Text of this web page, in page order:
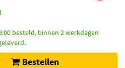
besteld, binnen 2 werkdagen
Bestellen